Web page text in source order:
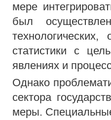
мере
был
статистики с
явлениях и
Однако
сектора
меры.